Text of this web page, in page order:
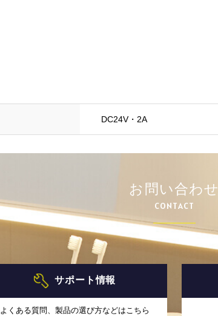
DC24V・2A
お問い合わせ
CONTACT
サポート情報
よくある質問、製品の選び方などはこちら